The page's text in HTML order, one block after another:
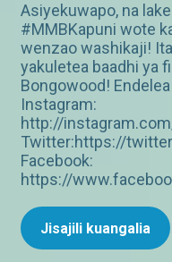
Asiyekuwapo, na
#MMBKapuni wote
wenzao washikaji!
yakuletea baadhi ya
Bongowood!
Instagram:
http://
Twitter:https://
Facebook:
https://
Jisajili kuangalia